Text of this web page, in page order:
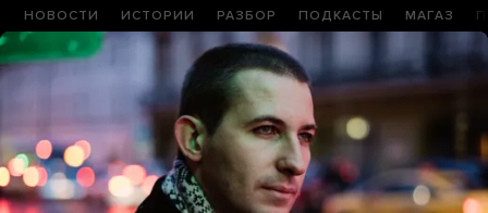
НОВОСТИ ИСТОРИИ РАЗБОР ПОДКАСТЫ МАГАЗ